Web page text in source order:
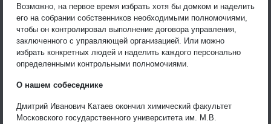
Возможно, на первое время избрать хотя бы домком и наделить
его на собрании собственников необходимыми полномочиями,
чтобы он контролировал выполнение договора управления,
заключенного с управляющей организацией. Или можно
избрать конкретных людей и наделить каждого персонально
определенными контрольными полномочиями.
О нашем собеседнике
Дмитрий Иванович Катаев окончил химический факультет
Московского государственного университета им. М.В.